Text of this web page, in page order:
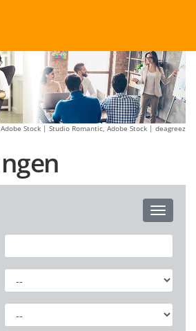
Adobe Stock | Studio Romantic, Adobe Stock | deagreez
Toggle